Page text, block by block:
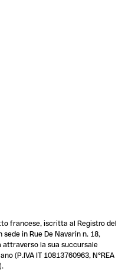
francese, iscritta al Registro del
in Rue De Navarin n. 18,
attraverso la sua succursale
(P.IVA IT 10813760963, N°REA